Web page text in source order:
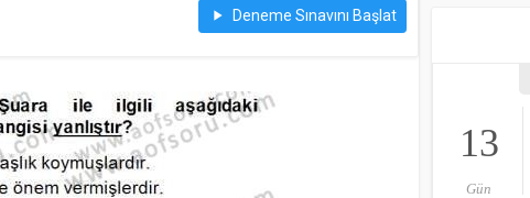
play_arrow Deneme Sınavını Başlat
13
Gün